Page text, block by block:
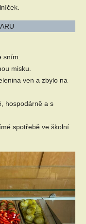
sním.
misku.
ven a zbylo na
hospodárně a s
spotřebě ve školní